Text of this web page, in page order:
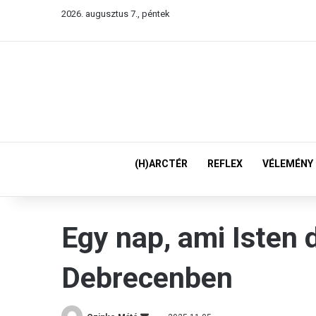
2026. augusztus 7., péntek
(H)ARCTÉR REFLEX VÉLEMÉNY
Egy nap, ami Isten
Debrecenben